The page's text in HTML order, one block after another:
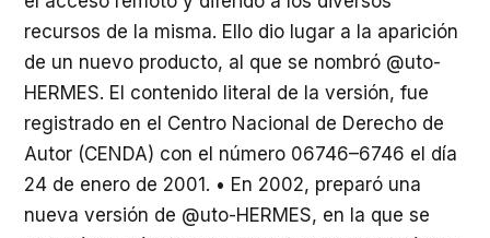
recursos de la misma. Ello dio lugar a la aparición
de un nuevo producto, al que se nombró @uto-
HERMES. El contenido literal de la versión, fue
registrado en el Centro Nacional de Derecho de
Autor (CENDA) con el número 06746–6746 el día
24 de enero de 2001. • En 2002, preparó una
nueva versión de @uto-HERMES, en la que se